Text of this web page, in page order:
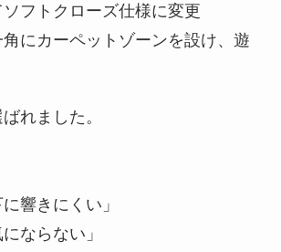
ソフトクローズ仕様に変更
角にカーペットゾーンを設け、遊
れました。
響きにくい」
ならない」